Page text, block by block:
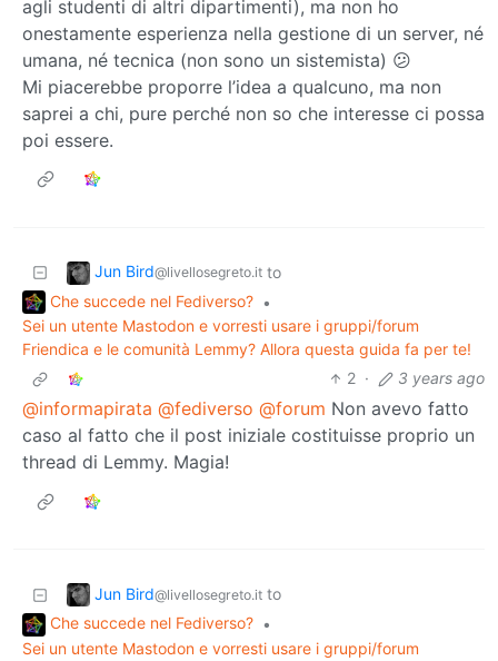
agli studenti di altri dipartimenti), ma non ho
onestamente esperienza nella gestione di un server, né
umana, né tecnica (non sono un sistemista) 😕
Mi piacerebbe proporre l’idea a qualcuno, ma non
saprei a chi, pure perché non so che interesse ci possa
poi essere.
Jun Bird@livellosegreto.it to
Che succede nel Fediverso? •
Sei un utente Mastodon e vorresti usare i gruppi/forum
Friendica e le comunità Lemmy? Allora questa guida fa per te!
2 · 3 years ago
@informapirata @fediverso @forum Non avevo fatto
caso al fatto che il post iniziale costituisse proprio un
thread di Lemmy. Magia!
Jun Bird@livellosegreto.it to
Che succede nel Fediverso? •
Sei un utente Mastodon e vorresti usare i gruppi/forum